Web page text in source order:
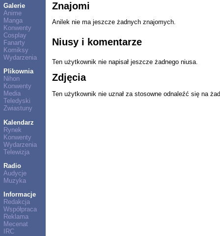
Galerie
Anime
Manga
Konwenty
Cosplay
Fanarty
Komiksy
Wydarzenia
Plikownia
Nihon
Konwenty
Media
Teledyski
Zwiastuny
Kalendarz
Rynek
Konwenty
Wydarzenia
Telewizja
Radio
Audycje
Muzyka
Informacje
Redakcja
Współpraca
Reklama
Mecenat
IRC
Znajomi
Anilek nie ma jeszcze żadnych znajomych.
Niusy i komentarze
Ten użytkownik nie napisał jeszcze żadnego niusa.
Zdjęcia
Ten użytkownik nie uznał za stosowne odnaleźć się na